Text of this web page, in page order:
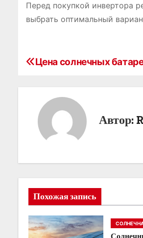
Перед покупкой инвертора
выбрать оптимальный
Н
а
ц
и
я
Цена солнечных
Автор:
Похожая запись